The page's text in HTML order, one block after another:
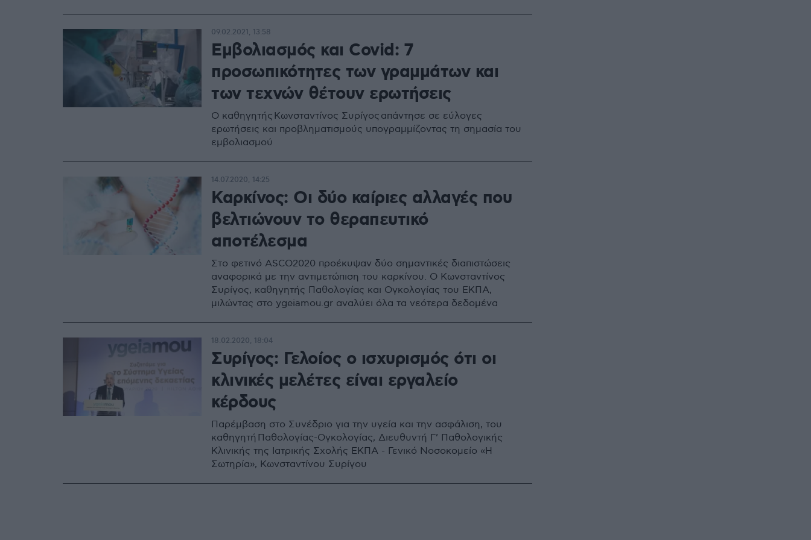
Εμβολιασμός και Covid: 7
προσωπικότητες των γραμμάτων και
των τεχνών θέτουν ερωτήσεις
Ο καθηγητής Κωνσταντίνος Συρίγος απάντησε σε εύλογες
ερωτήσεις και προβληματισμούς υπογραμμίζοντας τη σημασία του
εμβολιασμού
09.02.2021, 13:58
Καρκίνος: Οι δύο καίριες αλλαγές που
βελτιώνουν το θεραπευτικό
αποτέλεσμα
Στο φετινό ASCO2020 προέκυψαν δύο σημαντικές διαπιστώσεις
αναφορικά με την αντιμετώπιση του καρκίνου. Ο Κωνσταντίνος
Συρίγος, καθηγητής Παθολογίας και Ογκολογίας του ΕΚΠΑ,
μιλώντας στο ygeiamou.gr αναλύει όλα τα νεότερα δεδομένα
14.07.2020, 14:25
Συρίγος: Γελοίος ο ισχυρισμός ότι οι
κλινικές μελέτες είναι εργαλείο
κέρδους
Παρέμβαση στο Συνέδριο για την υγεία και την ασφάλιση, του
καθηγητή Παθολογίας-Ογκολογίας, Διευθυντή Γ’ Παθολογικής
Κλινικής της Ιατρικής Σχολής ΕΚΠΑ - Γενικό Νοσοκομείο «Η
Σωτηρία», Κωνσταντίνου Συρίγου
18.02.2020, 18:04